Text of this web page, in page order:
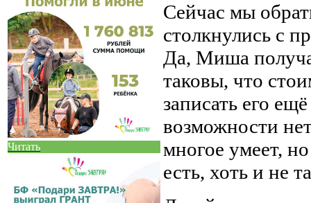
Читать
Сейчас мы
столкнулись с
Да, Миша
таковы, что
записать его
возможности
многое умеет,
есть, хоть и не